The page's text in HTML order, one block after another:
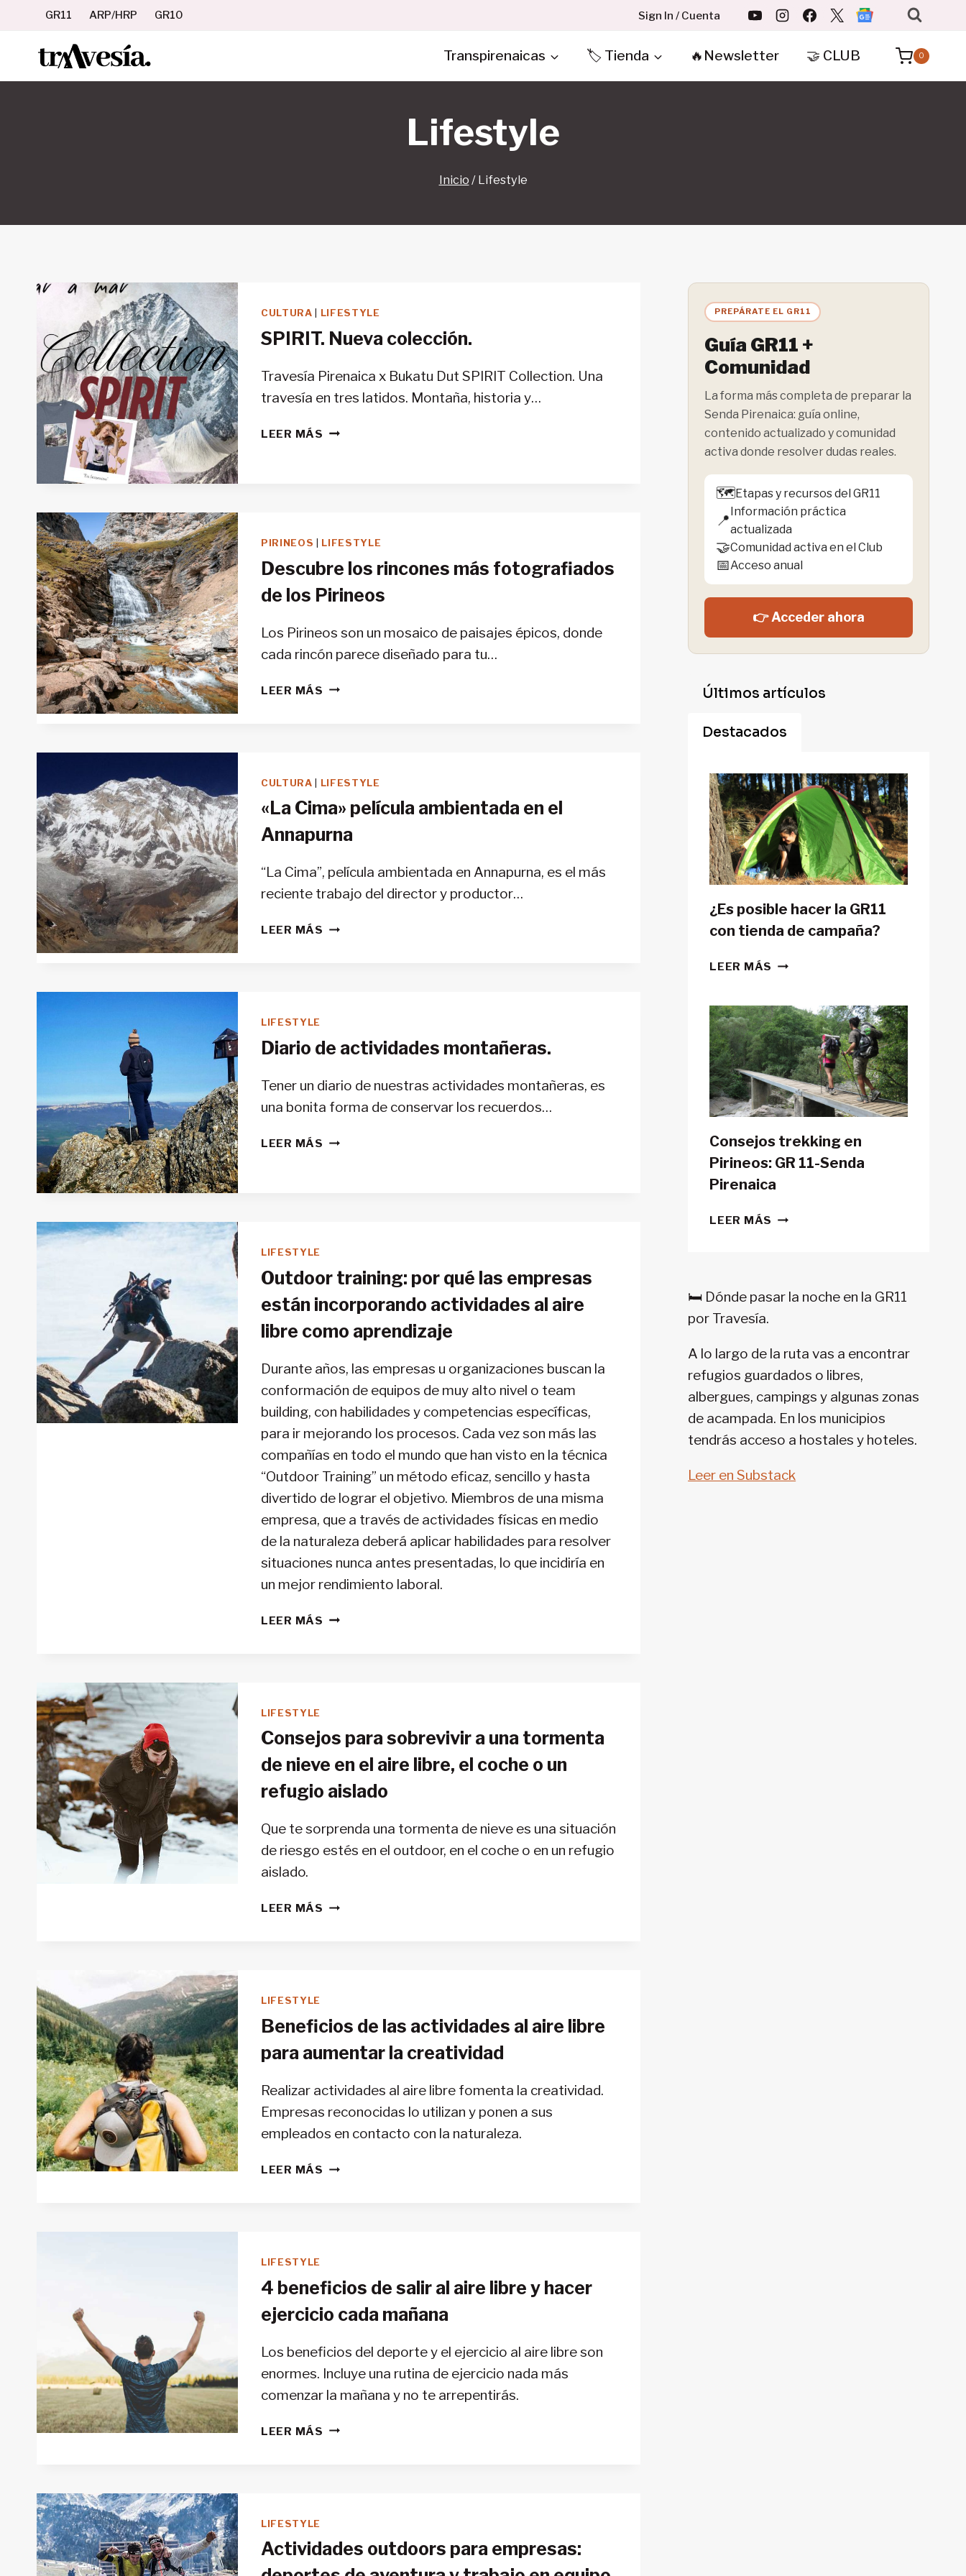
contenido
GR11 ARP/HRP GR10 Sign In / Cuenta
Transpirenaicas 🏷️ Tienda 🔥Newsletter 🤝 CLUB 0
Lifestyle
Inicio / Lifestyle
CULTURA LIFESTYLE
SPIRIT. Nueva colección.
Travesía Pirenaica x Bukatu Dut SPIRIT Collection. Una
travesía en tres latidos. Montaña, historia y…
LEER MÁS SPIRIT.
PIRINEOS LIFESTYLE
Descubre los rincones más fotografiados
de los Pirineos
Los Pirineos son un mosaico de paisajes épicos, donde
cada rincón parece diseñado para tu…
LEER MÁS DESCUBRE
LOS
PIRINEOS
CULTURA | LIFESTYLE
«La Cima» película ambientada en el
Annapurna
“La Cima”, película ambientada en Annapurna, es el más
reciente trabajo del director y productor…
LEER MÁS «LA
LIFESTYLE
Diario de actividades montañeras.
Tener un diario de nuestras actividades montañeras, es
una bonita forma de conservar los recuerdos…
LEER MÁS DIARIO
LIFESTYLE
Outdoor training: por qué las empresas
están incorporando actividades al aire
libre como aprendizaje
Durante años, las empresas u organizaciones buscan la
conformación de equipos de muy alto nivel o team
building, con habilidades y competencias específicas,
para ir mejorando los procesos. Cada vez son más las
compañías en todo el mundo que han visto en la técnica
“Outdoor Training” un método eficaz, sencillo y hasta
divertido de lograr el objetivo. Miembros de una misma
empresa, que a través de actividades físicas en medio
de la naturaleza deberá aplicar habilidades para resolver
situaciones nunca antes presentadas, lo que incidiría en
un mejor rendimiento laboral.
LEER MÁS OUTDOOR
INCORPORANDO
ACTIVIDADES
AL
AIRE
COMO
LIFESTYLE
Consejos para sobrevivir a una tormenta
de nieve en el aire libre, el coche o un
refugio aislado
Que te sorprenda una tormenta de nieve es una situación
de riesgo estés en el outdoor, en el coche o en un refugio
aislado.
LEER MÁS CONSEJOS
NIEVE
EL
LIBRE,
EL
COCHE
LIFESTYLE
Beneficios de las actividades al aire libre
para aumentar la creatividad
Realizar actividades al aire libre fomenta la creatividad.
Empresas reconocidas lo utilizan y ponen a sus
empleados en contacto con la naturaleza.
LEER MÁS BENEFICIOS
PARA
AUMENTAR
LA
LIFESTYLE
4 beneficios de salir al aire libre y hacer
ejercicio cada mañana
Los beneficios del deporte y el ejercicio al aire libre son
enormes. Incluye una rutina de ejercicio nada más
comenzar la mañana y no te arrepentirás.
LEER MÁS 4
Y
HACER
LIFESTYLE
Actividades outdoors para empresas:
PREPÁRATE EL GR11
Guía GR11 +
Comunidad
La forma más completa de preparar la
Senda Pirenaica: guía online,
contenido actualizado y comunidad
activa donde resolver dudas reales.
🗺️Etapas y recursos del GR11
📍
Información práctica
actualizada
🤝Comunidad activa en el Club
📅Acceso anual
👉 Acceder ahora
Últimos artículos
Destacados
¿Es posible hacer la GR11
con tienda de campaña?
LEER MÁS ¿ES
LA
GR11
CON
TIENDA
DE
CAMPAÑA?
Consejos trekking en
Pirineos: GR 11-Senda
Pirenaica
LEER MÁS CONSEJOS
11-
🛏️ Dónde pasar la noche en la GR11
por Travesía.
A lo largo de la ruta vas a encontrar
refugios guardados o libres,
albergues, campings y algunas zonas
de acampada. En los municipios
tendrás acceso a hostales y hoteles.
Leer en Substack